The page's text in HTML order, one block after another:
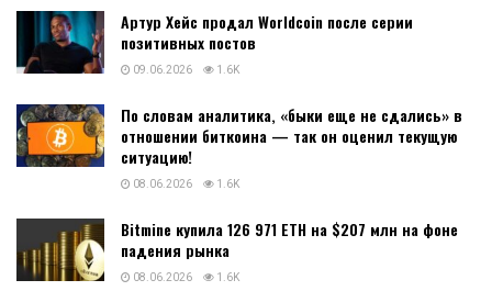
Артур Хейс продал Worldcoin после серии
позитивных постов
09.06.2026 1.6K
По словам аналитика, «быки еще не сдались» в
отношении биткоина — так он оценил текущую
ситуацию!
08.06.2026 1.6K
Bitmine купила 126 971 ETH на $207 млн на фоне
падения рынка
08.06.2026 1.6K